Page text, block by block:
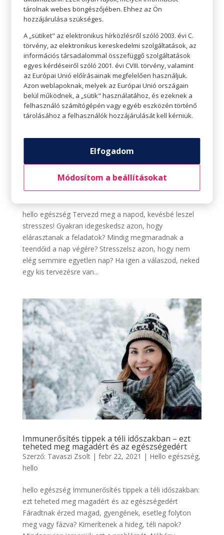
15...
Tavaszi Zsolt|febr 22, 2021|Hello egészség
hello
hello egészség Tervezd meg a napod, kevésbé leszel
stresszes! Gyakran idegeskedsz azon, hogy
elárasztanak a feladatok? Mindig megmaradnak a
teendőid a nap végére? Stresszelsz azon, hogy nem
elég semmire egyetlen nap? Ha igen a válaszod, neked
egy kis tervezésre van...
Immunerősítés tippek a téli időszakban – ezt
teheted meg magadért és az egészségedért
Szerző: Tavaszi Zsolt| febr 22, 2021 | Hello egészség,
hello
hello egészség Immunerősítés tippek a téli időszakban:
ezt teheted meg magadért és az egészségedért
Fáradtnak érzed magad, gyengének, esetleg folyton
meg vagy fázva? Kimerítenek a hideg, téli napok?
tárolnak webes böngészőjében. Ehhez az Ön
hozzájárulása szükséges.
A „sütiket" az elektronikus hírközlésről szóló 2003. évi C.
törvény, az elektronikus kereskedelmi szolgáltatások, az
információs társadalommal összefüggő szolgáltatások
egyes kérdéseiről szóló 2001. évi CVIII. törvény, valamint
az Európai Unió előírásainak megfelelően használjuk.
Azon weblapoknak, melyek az Európai Unió országain
belül működnek, a „sütik" használatához, és ezeknek a
felhasználó számítógépén vagy egyéb eszközén történő
tárolásához a felhasználók hozzájárulását kell kérniük.
Elfogadom
Módosítom a beállításokat